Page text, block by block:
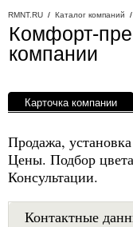
RMNT.RU / Каталог компаний /
Комфорт-
компании
Карточка компании
Продажа,
Цены. Подбор
Консультации.
Контактные